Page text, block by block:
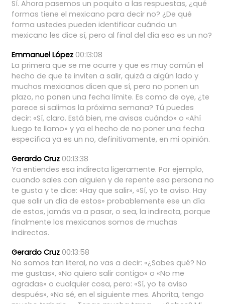
Sí. Ahora pasemos un poquito a las respuestas, ¿qué
formas tiene el mexicano para decir no? ¿De qué
forma ustedes pueden identificar cuándo un
mexicano les dice sí, pero al final del día eso es un no?
Emmanuel López 00:13:08
La primera que se me ocurre y que es muy común el
hecho de que te inviten a salir, quizá a algún lado y
muchos mexicanos dicen que sí, pero no ponen un
plazo, no ponen una fecha límite. Es como de oye, ¿te
parece si salimos la próxima semana? Tú puedes
decir: «Sí, claro. Está bien, me avisas cuándo» o «Ahí
luego te llamo» y ya el hecho de no poner una fecha
específica ya es un no, definitivamente, en mi opinión.
Gerardo Cruz 00:13:38
Ya entiendes esa indirecta ligeramente. Por ejemplo,
cuando sales con alguien y de repente esa persona no
te gusta y te dice: «Hay que salir», «Sí, yo te aviso. Hay
que salir un día de estos» probablemente ese un día
de estos, jamás va a pasar, o sea, la indirecta, porque
finalmente los mexicanos somos de muchas
indirectas.
Gerardo Cruz 00:13:58
No somos tan literal, no vas a decir: «¿Sabes qué? No
me gustas», «No quiero salir contigo» o «No me
agradas» o cualquier cosa, pero: «Sí, yo te aviso
después», «No sé, en el siguiente mes. Ahorita, tengo